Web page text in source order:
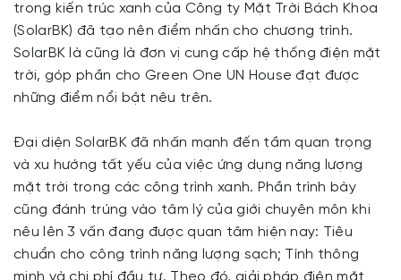
trong kiến trúc xanh của Công ty Mặt Trời Bách Khoa
(SolarBK) đã tạo nên điểm nhấn cho chương trình.
SolarBK là cũng là đơn vị cung cấp hệ thống điện mặt
trời, góp phần cho Green One UN House đạt được
những điểm nổi bật nêu trên.
Đại diện SolarBK đã nhấn mạnh đến tầm quan trọng
và xu hướng tất yếu của việc ứng dụng năng lượng
mặt trời trong các công trình xanh. Phần trình bày
cũng đánh trúng vào tâm lý của giới chuyên môn khi
nêu lên 3 vấn đang được quan tâm hiện nay: Tiêu
chuẩn cho công trình năng lượng sạch; Tính thông